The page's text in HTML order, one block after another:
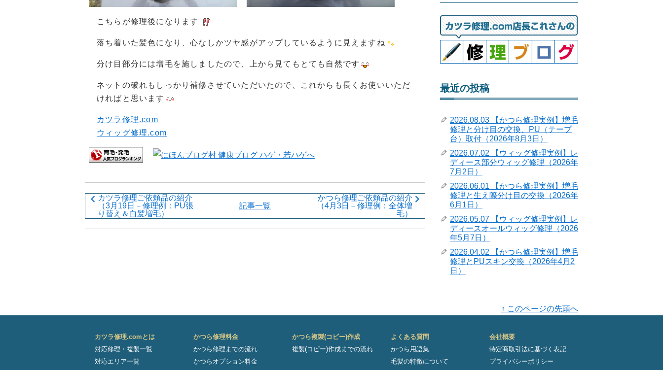
こちらが修理後になります
落ち着いた髪色になり、心なしかツヤ感がアップしているように見えますね
分け目部分には増毛を施しましたので、上から見てもとても自然です
ネットの破れもしっかり補修させていただいたので、これからも長くお使いいただ
ければと思います
カツラ修理.com
ウィッグ修理.com
カツラ修理ご依頼品の紹介
（3月19日－修理例：PU張
り替え＆白髪増毛）
記事一覧
かつら修理ご依頼品の紹介
（4月3日－修理例：全体増
毛）
最近の投稿
2026.08.03 【かつら修理実例】増毛
修理と分け目の交換、PU（テープ
台）取付（2026年8月3日）
2026.07.02 【ウィッグ修理実例】レ
ディース部分ウィッグ修理（2026年
7月2日）
2026.06.01 【かつら修理実例】増毛
修理と生え際分け目の交換（2026年
6月1日）
2026.05.07 【ウィッグ修理実例】レ
ディースオールウィッグ修理（2026
年5月7日）
2026.04.02 【かつら修理実例】増毛
修理とPUスキン交換（2026年4月2
日）
↑ このページの先頭へ
カツラ修理.comとは
対応修理・複製一覧
対応エリア一覧
かつら修理料金
かつら修理までの流れ
かつらオプション料金
かつら複製(コピー)作成
複製(コピー)作成までの流れ
よくある質問
かつら用語集
毛髪の特徴について
会社概要
特定商取引法に基づく表記
プライバシーポリシー